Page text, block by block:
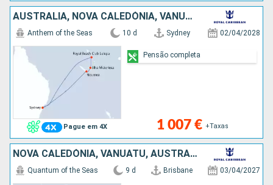
AUSTRALIA, NOVA CALEDÓNIA, VANUATU
Pague em 4X
Anthem of the Seas 10 d Sydney 02/04/2028
1 007 € +Taxas
Pensão completa
NOVA CALEDÓNIA, VANUATU, AUSTRALIA
Quantum of the Seas 9 d Brisbane 03/04/2027